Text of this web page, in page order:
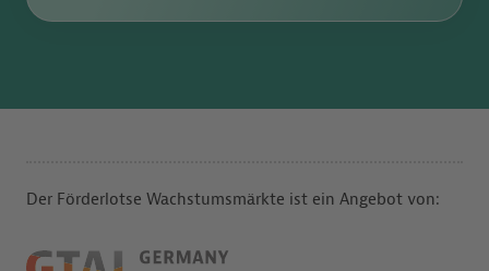
Der Förderlotse Wachstumsmärkte ist ein Angebot von: